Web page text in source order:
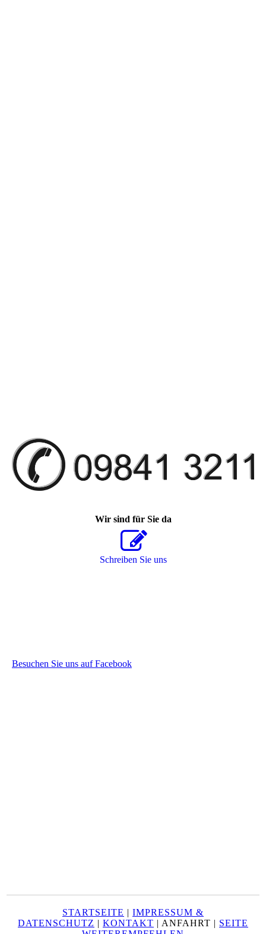
Wir sind für Sie da
Schreiben Sie uns
Besuchen Sie uns auf Facebook
STARTSEITE | IMPRESSUM &
DATENSCHUTZ | KONTAKT | ANFAHRT | SEITE